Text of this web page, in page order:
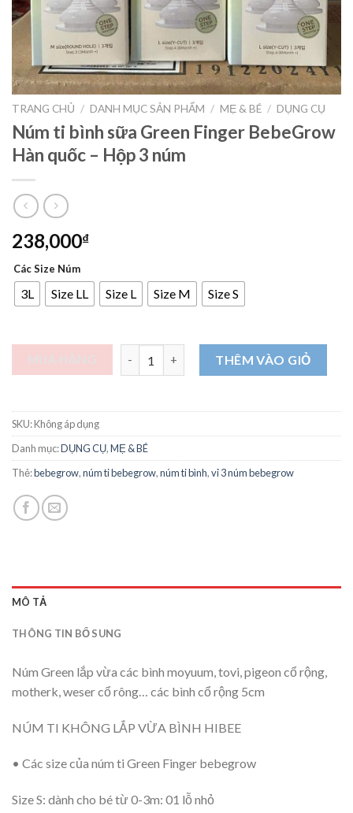
TRANG CHỦ / DANH MỤC SẢN PHẨM / MẸ & BÉ / DỤNG CỤ
Núm ti bình sữa Green Finger BebeGrow
Hàn quốc – Hộp 3 núm
238,000₫
Các Size Núm
3L Size LL Size L Size M Size S
Núm ti bình sữa Green Finger BebeGrow
THÊM VÀO GIỎ
SKU:Không áp dụng
Danh mục:DỤNG CỤ,MẸ & BÉ
Thẻ:bebegrow,núm ti bebegrow,núm ti bình,vỉ 3 núm bebegrow
MÔ TẢ
THÔNG TIN BỔ SUNG
Núm Green lắp vừa các bình moyuum, tovi, pigeon cổ rộng,
motherk, weser cổ rông… các bình cổ rộng 5cm
NÚM TI KHÔNG LẮP VỪA BÌNH HIBEE
• Các size của núm ti Green Finger bebegrow
Size S: dành cho bé từ 0-3m: 01 lỗ nhỏ